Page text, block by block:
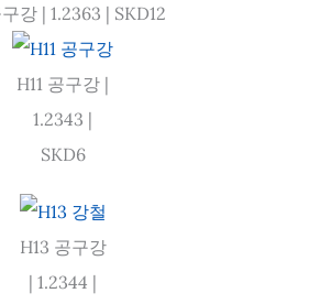
강 | 1.2363 | SKD12
H11 공구강 |
1.2343 |
SKD6
H13 공구강
| 1.2344 |